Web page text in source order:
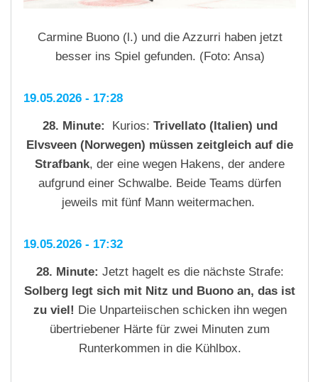
Carmine Buono (l.) und die Azzurri haben jetzt
besser ins Spiel gefunden. (Foto: Ansa)
19.05.2026 - 17:28
28. Minute: Kurios: Trivellato (Italien) und
Elvsveen (Norwegen) müssen zeitgleich auf die
Strafbank, der eine wegen Hakens, der andere
aufgrund einer Schwalbe. Beide Teams dürfen
jeweils mit fünf Mann weitermachen.
19.05.2026 - 17:32
28. Minute: Jetzt hagelt es die nächste Strafe:
Solberg legt sich mit Nitz und Buono an, das ist
zu viel! Die Unparteiischen schicken ihn wegen
übertriebener Härte für zwei Minuten zum
Runterkommen in die Kühlbox.